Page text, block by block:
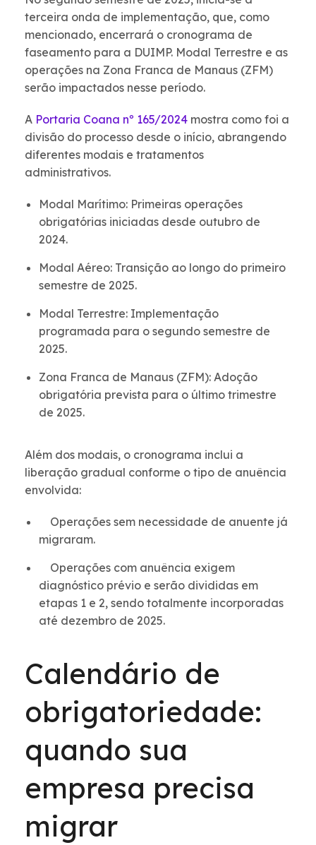
terceira onda de implementação, que, como
mencionado, encerrará o cronograma de
faseamento para a DUIMP. Modal Terrestre e as
operações na Zona Franca de Manaus (ZFM)
serão impactados nesse período.
A Portaria Coana nº 165/2024 mostra como foi a
divisão do processo desde o início, abrangendo
diferentes modais e tratamentos
administrativos.
Modal Marítimo: Primeiras operações
obrigatórias iniciadas desde outubro de
2024.
Modal Aéreo: Transição ao longo do primeiro
semestre de 2025.
Modal Terrestre: Implementação
programada para o segundo semestre de
2025.
Zona Franca de Manaus (ZFM): Adoção
obrigatória prevista para o último trimestre
de 2025.
Além dos modais, o cronograma inclui a
liberação gradual conforme o tipo de anuência
envolvida:
Operações sem necessidade de anuente já
migraram.
Operações com anuência exigem
diagnóstico prévio e serão divididas em
etapas 1 e 2, sendo totalmente incorporadas
até dezembro de 2025.
Calendário de
obrigatoriedade:
quando sua
empresa precisa
migrar